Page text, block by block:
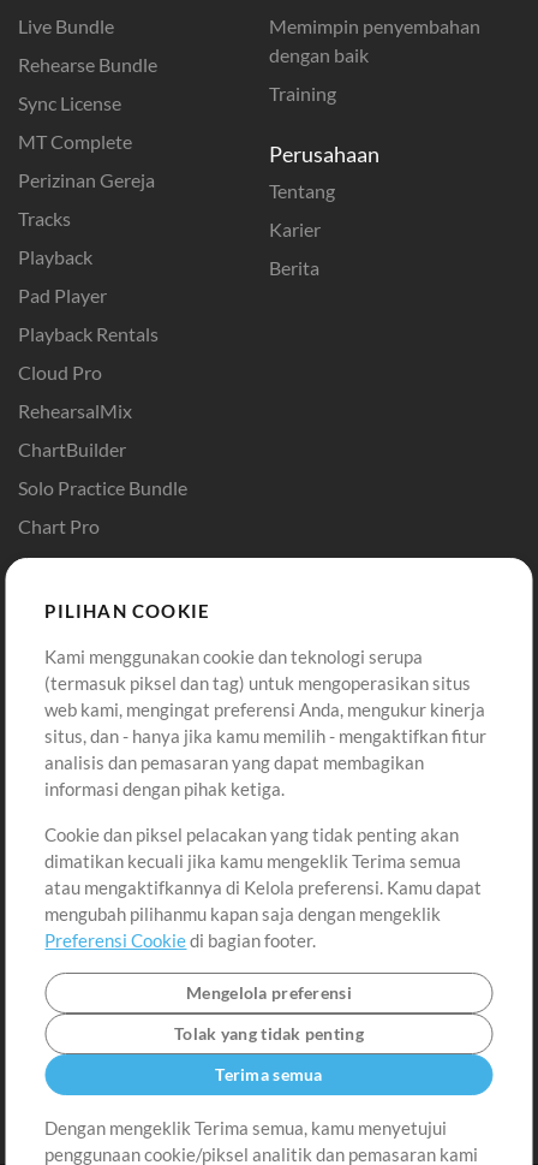
Live Bundle
Rehearse Bundle
Sync License
MT Complete
Perizinan Gereja
Tracks
Playback
Pad Player
Playback Rentals
Cloud Pro
RehearsalMix
ChartBuilder
Solo Practice Bundle
Chart Pro
Template ProPresenter
Sound
Memimpin penyembahan
dengan baik
Training
Perusahaan
Tentang
Karier
Berita
Pembelian
Beli Kredit
Konten Gratis
Permintaan Lagu
Lain-lain
Sesi
Kirimkan musik kamu
Playlist
MT Conference
Akun
Masuk
Daftar
Lihat Keranjang
PILIHAN COOKIE
Kami menggunakan cookie dan teknologi serupa
(termasuk piksel dan tag) untuk mengoperasikan situs
web kami, mengingat preferensi Anda, mengukur kinerja
situs, dan - hanya jika kamu memilih - mengaktifkan fitur
analisis dan pemasaran yang dapat membagikan
informasi dengan pihak ketiga.
Cookie dan piksel pelacakan yang tidak penting akan
dimatikan kecuali jika kamu mengeklik Terima semua
atau mengaktifkannya di Kelola preferensi. Kamu dapat
mengubah pilihanmu kapan saja dengan mengeklik
Preferensi Cookiedi bagian footer.
Mengelola preferensi
Tolak yang tidak penting
Terima semua
Dengan mengeklik Terima semua, kamu menyetujui
penggunaan cookie/piksel analitik dan pemasaran kami